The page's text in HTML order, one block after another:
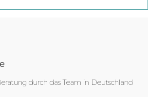
durch das Team in Deutschland